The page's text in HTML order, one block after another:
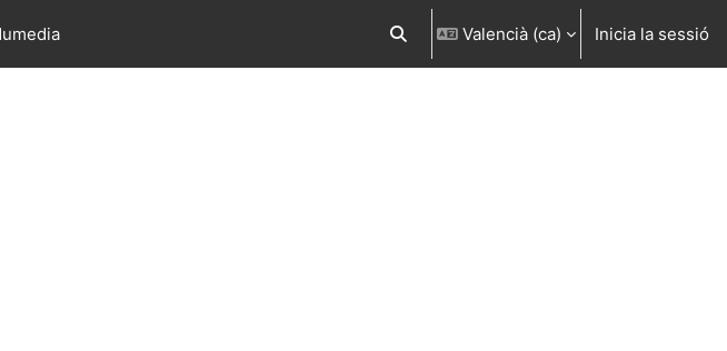
Commuta l'entrada de la cerca
Valencià ‎(ca)‎ Inicia la sessió